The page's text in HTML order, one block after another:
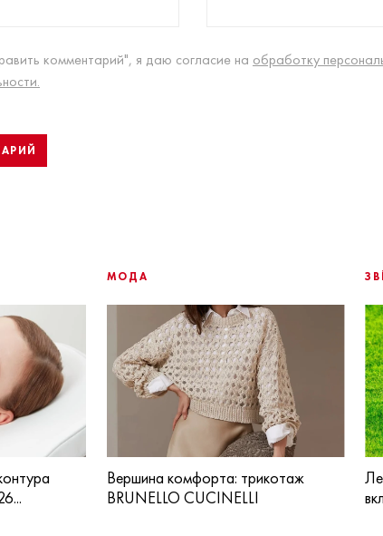
комментарий", я даю согласие на обработку
МОДА
Вершина комфорта: трикотаж
BRUNELLO CUCINELLI